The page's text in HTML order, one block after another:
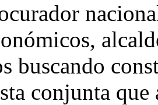
buscando
conjunta